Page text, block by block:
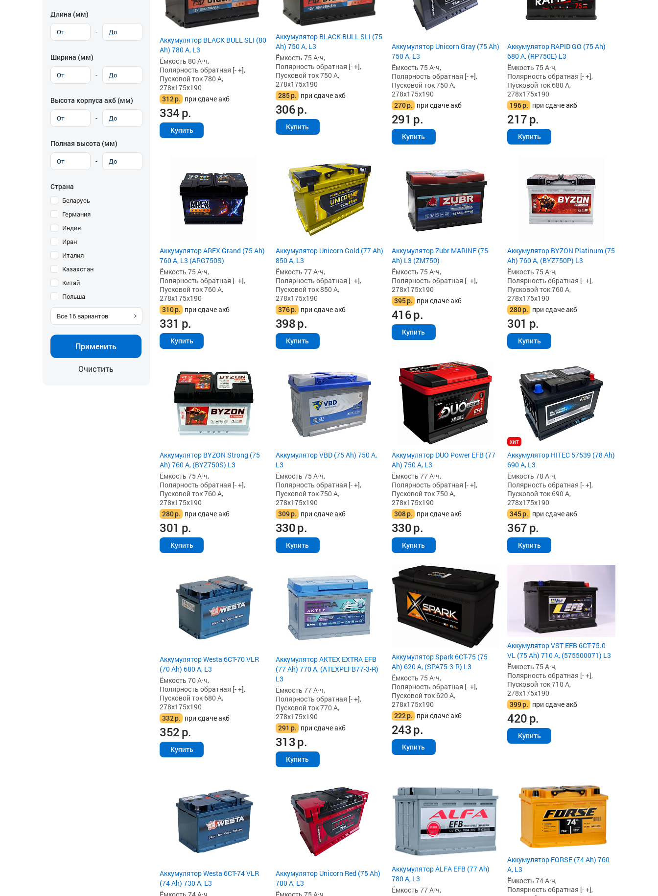
Длина (мм)
-
Ширина (мм)
-
Высота корпуса акб (мм)
-
Полная высота (мм)
-
Страна
Беларусь
Германия
Индия
Иран
Италия
Казахстан
Китай
Польша
Все 16 вариантов
Применить
Очистить
Аккумулятор BLACK BULL SLI (80
Ah) 780 А, L3
Ёмкость 80 А·ч,
Полярность обратная [- +],
Пусковой ток 780 А,
278x175x190
312р. при сдаче акб
334р.
Купить
Аккумулятор BLACK BULL SLI (75
Ah) 750 А, L3
Ёмкость 75 А·ч,
Полярность обратная [- +],
Пусковой ток 750 А,
278x175x190
285р. при сдаче акб
306р.
Купить
Аккумулятор Unicorn Gray (75 Ah)
750 А, L3
Ёмкость 75 А·ч,
Полярность обратная [- +],
Пусковой ток 750 А,
278x175x190
270р. при сдаче акб
291 р.
Купить
Аккумулятор RAPID GO (75 Ah)
680 А, (RP750E) L3
Ёмкость 75 А·ч,
Полярность обратная [- +],
Пусковой ток 680 А,
278x175x190
196р. при сдаче акб
217р.
Купить
Аккумулятор AREX Grand (75 Ah)
760 А, L3 (ARG750S)
Ёмкость 75 А·ч,
Полярность обратная [- +],
Пусковой ток 760 А,
278x175x190
310р. при сдаче акб
331 р.
Купить
Аккумулятор Unicorn Gold (77 Ah)
850 А, L3
Ёмкость 77 А·ч,
Полярность обратная [- +],
Пусковой ток 850 А,
278x175x190
376р. при сдаче акб
398р.
Купить
Аккумулятор Zubr MARINE (75
Ah) L3 (ZM750)
Ёмкость 75 А·ч,
Полярность обратная [- +],
278x175x190
395р. при сдаче акб
416р.
Купить
Аккумулятор BYZON Platinum (75
Ah) 760 А, (BYZ750P) L3
Ёмкость 75 А·ч,
Полярность обратная [- +],
Пусковой ток 760 А,
278x175x190
280р. при сдаче акб
301 р.
Купить
Аккумулятор BYZON Strong (75
Ah) 760 А, (BYZ750S) L3
Ёмкость 75 А·ч,
Полярность обратная [- +],
Пусковой ток 760 А,
278x175x190
280р. при сдаче акб
301 р.
Купить
Аккумулятор VBD (75 Ah) 750 А,
L3
Ёмкость 75 А·ч,
Полярность обратная [- +],
Пусковой ток 750 А,
278x175x190
309р. при сдаче акб
330р.
Купить
Аккумулятор DUO Power EFB (77
Ah) 750 А, L3
Ёмкость 77 А·ч,
Полярность обратная [- +],
Пусковой ток 750 А,
278x175x190
308р. при сдаче акб
330р.
Купить
хит
Аккумулятор HITEC 57539 (78 Ah)
690 А, L3
Ёмкость 78 А·ч,
Полярность обратная [- +],
Пусковой ток 690 А,
278x175x190
345р. при сдаче акб
367р.
Купить
Аккумулятор Westa 6СТ-70 VLR
(70 Ah) 680 А, L3
Ёмкость 70 А·ч,
Полярность обратная [- +],
Пусковой ток 680 А,
278x175x190
332р. при сдаче акб
352р.
Купить
Аккумулятор AKTEX EXTRA EFB
(77 Ah) 770 А, (ATEXPEFB77-3-R)
L3
Ёмкость 77 А·ч,
Полярность обратная [- +],
Пусковой ток 770 А,
278x175x190
291 р. при сдаче акб
313р.
Купить
Аккумулятор Spark 6СТ-75 (75
Ah) 620 А, (SPA75-3-R) L3
Ёмкость 75 А·ч,
Полярность обратная [- +],
Пусковой ток 620 А,
278x175x190
222р. при сдаче акб
243р.
Купить
Аккумулятор VST EFB 6СТ-75.0
VL (75 Ah) 710 А, (575500071) L3
Ёмкость 75 А·ч,
Полярность обратная [- +],
Пусковой ток 710 А,
278x175x190
399р. при сдаче акб
420р.
Купить
Аккумулятор Westa 6СТ-74 VLR
(74 Ah) 730 А, L3
Аккумулятор Unicorn Red (75 Ah)
780 А, L3
Аккумулятор ALFA EFB (77 Ah)
780 А, L3
Ёмкость 77 А·ч,
Аккумулятор FORSE (74 Ah) 760
А, L3
Ёмкость 74 А·ч,
Полярность обратная [- +],